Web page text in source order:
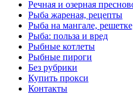
Речная и озерная
Рыба жареная, рецепты
Рыба на мангале,
Рыба: польза и вред
Рыбные котлеты
Рыбные пироги
Без рубрики
Купить прокси
Контакты